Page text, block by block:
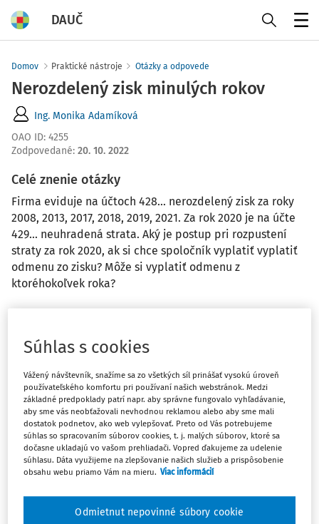
DAUČ
Domov Praktické nástroje Otázky a odpovede
Nerozdelený zisk minulých rokov
Ing. Monika Adamíková
OAO ID: 4255
Zodpovedané: 20. 10. 2022
Celé znenie otázky
Firma eviduje na účtoch 428... nerozdelený zisk za roky
2008, 2013, 2017, 2018, 2019, 2021. Za rok 2020 je na účte
429... neuhradená strata. Aký je postup pri rozpustení
straty za rok 2020, ak si chce spoločník vyplatiť vyplatiť
odmenu zo zisku? Môže si vyplatiť odmenu z
ktoréhokoľvek roka?
Máte predplatné? Prihláste sa
Zatiaľ ste si prečítali len začiatok...
Súhlas s cookies
Vážený návštevník, snažíme sa zo všetkých síl prinášať vysokú úroveň
používateľského komfortu pri používaní našich webstránok. Medzi
základné predpoklady patrí napr. aby správne fungovalo vyhľadávanie,
aby sme vás neobťažovali nevhodnou reklamou alebo aby sme mali
dostatok podnetov, ako web vylepšovať. Preto od Vás potrebujeme
súhlas so spracovaním súborov cookies, t. j. malých súborov, ktoré sa
dočasne ukladajú vo vašom prehliadači. Vopred ďakujeme za udelenie
súhlasu. Dáta využijeme na zlepšovanie našich služieb a prispôsobenie
obsahu webu priamo Vám na mieru. Viac informácií
Odmietnut nepovinné súbory cookie